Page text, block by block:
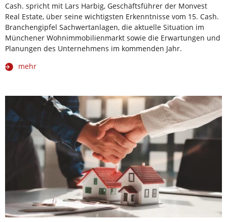
Cash. spricht mit Lars Harbig, Geschäftsführer der Monvest
Real Estate, über seine wichtigsten Erkenntnisse vom 15. Cash.
Branchengipfel Sachwertanlagen, die aktuelle Situation im
Münchener Wohnimmobilienmarkt sowie die Erwartungen und
Planungen des Unternehmens im kommenden Jahr.
mehr